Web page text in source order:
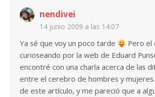
nendivei
14 junio 2009 a las 14:07
Ya sé que voy un poco tarde
Pero el
curioseando por la web de Eduard
encontré con una charla acerca de las
entre el cerebro de hombres y
de este artículo, y me pareció que a